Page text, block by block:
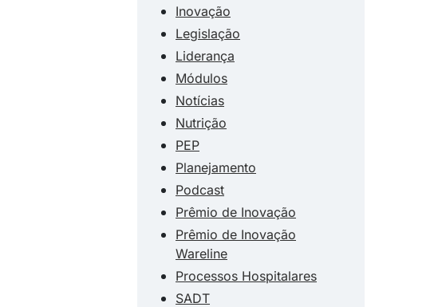
Inovação
Legislação
Liderança
Módulos
Notícias
Nutrição
PEP
Planejamento
Podcast
Prêmio de Inovação
Prêmio de Inovação
Wareline
Processos Hospitalares
SADT